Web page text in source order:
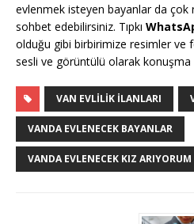
evlenmek isteyen bayanlar da çok
sohbet edebilirsiniz. Tıpkı
olduğu gibi birbirimize resimler ve
sesli ve görüntülü olarak konuşma
VAN EVLILIK İLANLARI
VANDA EVLENECEK BAYANLAR
VANDA EVLENECEK KIZ ARIYORUM